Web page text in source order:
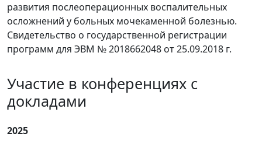
развития послеоперационных воспалительных
осложнений у больных мочекаменной болезнью.
Свидетельство о государственной регистрации
программ для ЭВМ № 2018662048 от 25.09.2018 г.
Участие в конференциях с
докладами
2025